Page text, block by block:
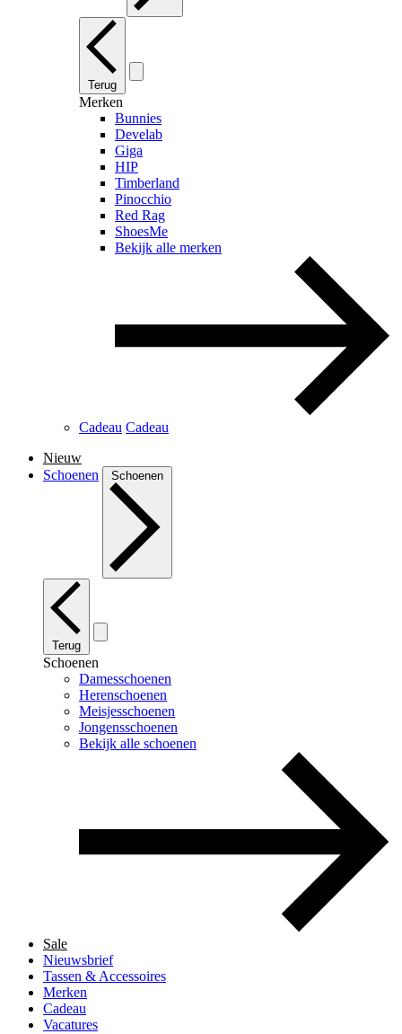
Terug
Merken
Bunnies
Develab
Giga
HIP
Timberland
Pinocchio
Red Rag
ShoesMe
Bekijk alle merken
Cadeau Cadeau
Nieuw
Schoenen
Schoenen
Terug
Schoenen
Damesschoenen
Herenschoenen
Meisjesschoenen
Jongensschoenen
Bekijk alle schoenen
Sale
Nieuwsbrief
Tassen & Accessoires
Merken
Cadeau
Vacatures